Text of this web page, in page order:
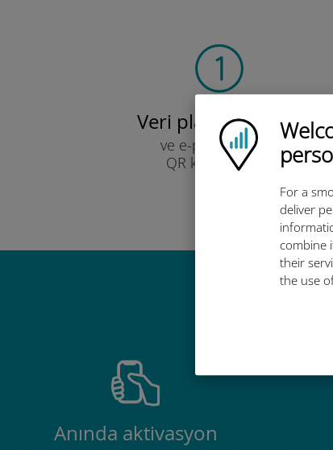
Ubigi logo
For a
deliver
combine
their
the use
Veri planınızı seçin
ve e-posta yoluyla
QR kodu ile alın.
Anında aktivasyon